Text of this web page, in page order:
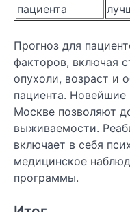
пациента
Прогноз для
факторов, включая
опухоли, возраст и
пациента.
Москве позволяют
выживаемости.
включает в себя
медицинское
программы.